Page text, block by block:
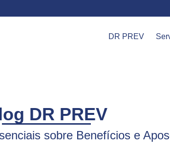
DR PREV
DR PREV
sobre Benefícios e